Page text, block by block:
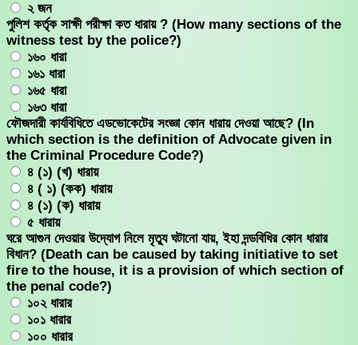
২ জন
পুলিশ কর্তৃক সাক্ষী পরীক্ষা কত ধারায় ? (How many sections of the
witness test by the police?)
১৬০ ধারা
১৬১ ধারা
১৬৫ ধারা
১৬৩ ধারা
ফৌজদারী কার্যবিধিতে এডভোকেটের সংজ্ঞা কোন ধারায় দেওয়া আছে? (In
which section is the definition of Advocate given in
the Criminal Procedure Code?)
৪ (১) (খ) ধারায়
৪ ( ১) (কক) ধারায়
৪ (১) (ক) ধারায়
৫ ধারায়
ঘরে আগুন দেওয়ার উদ্যোগ নিলে মৃত্যু ঘটানো যায়, ইহা দন্ডবিধির কোন ধারার
বিধান? (Death can be caused by taking initiative to set
fire to the house, it is a provision of which section of
the penal code?)
১০২ ধারার
১০১ ধারার
১০০ ধারার